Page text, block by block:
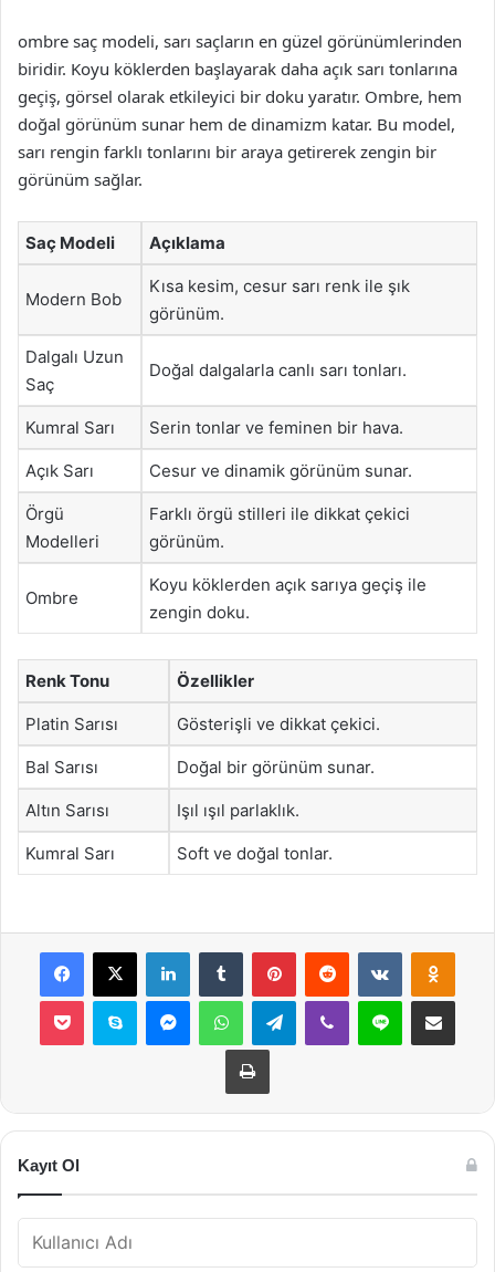
ombre saç modeli, sarı saçların en güzel görünümlerinden
biridir. Koyu köklerden başlayarak daha açık sarı tonlarına
geçiş, görsel olarak etkileyici bir doku yaratır. Ombre, hem
doğal görünüm sunar hem de dinamizm katar. Bu model,
sarı rengin farklı tonlarını bir araya getirerek zengin bir
görünüm sağlar.
Saç Modeli Açıklama
Modern Bob
Kısa kesim, cesur sarı renk ile şık
görünüm.
Dalgalı Uzun
Saç
Doğal dalgalarla canlı sarı tonları.
Kumral Sarı Serin tonlar ve feminen bir hava.
Açık Sarı Cesur ve dinamik görünüm sunar.
Örgü
Modelleri
Farklı örgü stilleri ile dikkat çekici
görünüm.
Ombre
Koyu köklerden açık sarıya geçiş ile
zengin doku.
Renk Tonu Özellikler
Platin Sarısı Gösterişli ve dikkat çekici.
Bal Sarısı Doğal bir görünüm sunar.
Altın Sarısı Işıl ışıl parlaklık.
Kumral Sarı Soft ve doğal tonlar.
Facebook
X LinkedInTumblr PinterestReddit VKontakte
Pocket Skype MessengerWhatsAppTelegramViber Line E-Posta ile
Yazdır
Kayıt Ol